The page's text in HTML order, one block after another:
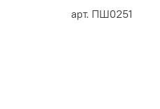
арт. ПШ0251